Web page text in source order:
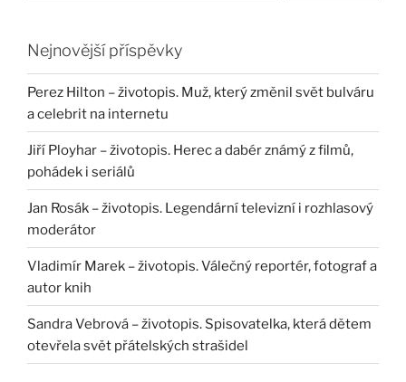
Nejnovější příspěvky
Perez Hilton – životopis. Muž, který změnil svět bulváru
a celebrit na internetu
Jiří Ployhar – životopis. Herec a dabér známý z filmů,
pohádek i seriálů
Jan Rosák – životopis. Legendární televizní i rozhlasový
moderátor
Vladimír Marek – životopis. Válečný reportér, fotograf a
autor knih
Sandra Vebrová – životopis. Spisovatelka, která dětem
otevřela svět přátelských strašidel